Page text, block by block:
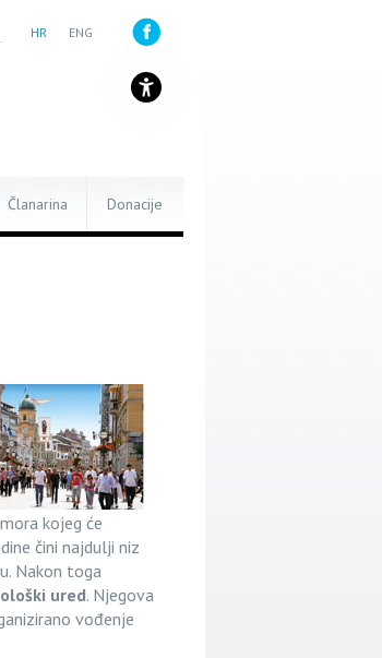
HR ENG
Članarina Donacije
kojeg će
čini najdulji niz
Nakon toga
ured. Njegova
vođenje